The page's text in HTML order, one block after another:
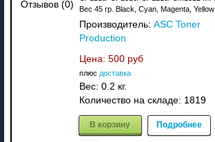
Отзывов (0)
Вес 45 гр. Black, Cyan, Magenta, Yellow
Производитель: ASC Toner
Production
Цена: 500 руб
плюс доставка
Вес: 0.2 кг.
Количество на складе: 1819
В корзину Подробнее